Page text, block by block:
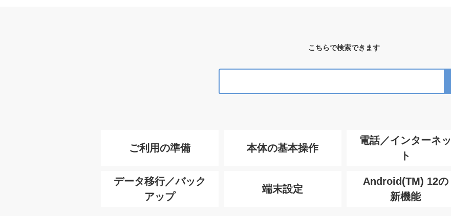
こちらで検索できます
ご利用の準備 本体の基本操作
電話／インターネッ
ト
データ移行／バック
アップ
端末設定
Android(TM) 12の
新機能